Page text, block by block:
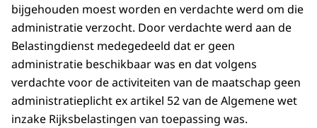
bijgehouden moest worden en verdachte werd om die
administratie verzocht. Door verdachte werd aan de
Belastingdienst medegedeeld dat er geen
administratie beschikbaar was en dat volgens
verdachte voor de activiteiten van de maatschap geen
administratieplicht ex artikel 52 van de Algemene wet
inzake Rijksbelastingen van toepassing was.